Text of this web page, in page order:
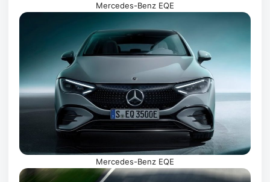
Mercedes-Benz EQE
Mercedes-Benz EQE